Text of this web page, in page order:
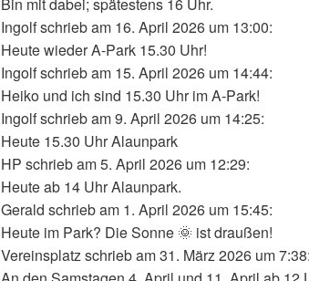
Ingolfschrieb am 16. April 2026 um 13:00:
Heute wieder A-Park 15.30 Uhr!
Ingolfschrieb am 15. April 2026 um 14:44:
Heiko und ich sind 15.30 Uhr im A-Park!
Ingolfschrieb am 9. April 2026 um 14:25:
Heute 15.30 Uhr Alaunpark
HP schrieb am 5. April 2026 um 12:29:
Heute ab 14 Uhr Alaunpark.
Gerald schrieb am 1. April 2026 um 15:45:
Heute im Park? Die Sonne 🌞 ist draußen!
Vereinsplatzschrieb am 31. März 2026 um 7:38: